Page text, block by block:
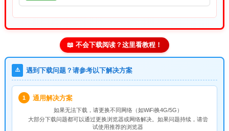
📖 不会下载阅读？这里看教程！
⚠️ 遇到下载问题？请参考以下解决方案
1 通用解决方案
如果无法下载，请更换不同网络（如WiFi换4G/5G）
大部分下载问题都可以通过更换浏览器或网络解决。如果问题持续，请尝
试使用推荐的浏览器